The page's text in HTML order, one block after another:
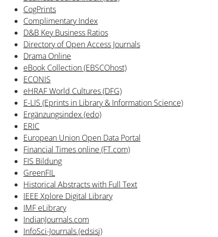
CogPrints
Complimentary Index
D&B Key Business Ratios
Directory of Open Access Journals
Drama Online
eBook Collection (EBSCOhost)
ECONIS
eHRAF World Cultures (DFG)
E-LIS (Eprints in Library & Information Science)
Ergänzungsindex (edo)
ERIC
European Union Open Data Portal
Financial Times online (FT.com)
FIS Bildung
GreenFIL
Historical Abstracts with Full Text
IEEE Xplore Digital Library
IMF eLibrary
IndianJournals.com
InfoSci-Journals (edsisj)